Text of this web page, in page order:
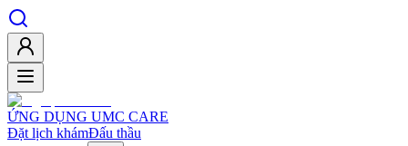
ỨNG DỤNG UMC CARE
Đặt lịch khámĐấu thầu